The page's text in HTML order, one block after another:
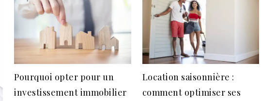
Pourquoi opter pour un
investissement immobilier
Location saisonnière :
comment optimiser ses